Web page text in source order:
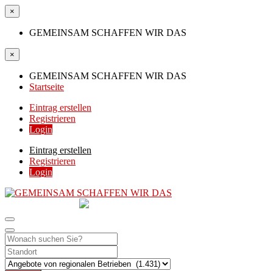
×
GEMEINSAM SCHAFFEN WIR DAS
×
GEMEINSAM SCHAFFEN WIR DAS
Startseite
Eintrag erstellen
Registrieren
Login
Eintrag erstellen
Registrieren
Login